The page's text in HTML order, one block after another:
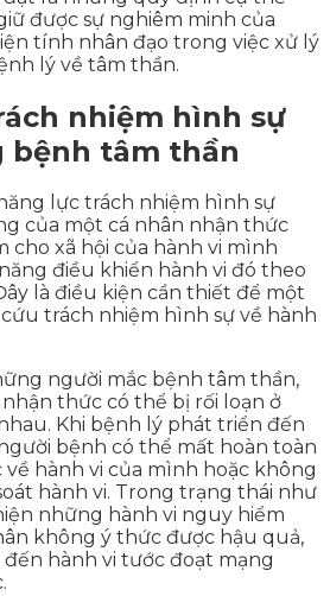
được sự nghiêm minh của
tính nhân đạo trong việc xử lý
lý về tâm thần.
nhiệm hình sự
bệnh tâm thần
lực trách nhiệm hình sự
của một cá nhân nhận thức
xã hội của hành vi mình
điều khiển hành vi đó theo
là điều kiện cần thiết để một
trách nhiệm hình sự về hành
người mắc bệnh tâm thần,
thức có thể bị rối loạn ở
Khi bệnh lý phát triển đến
bệnh có thể mất hoàn toàn
hành vi của mình hoặc không
hành vi. Trong trạng thái như
những hành vi nguy hiểm
không ý thức được hậu quả,
hành vi tước đoạt mạng